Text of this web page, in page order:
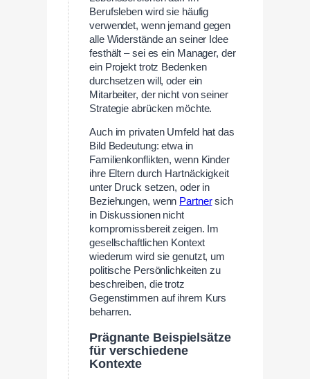
Berufsleben wird sie häufig
verwendet, wenn jemand gegen
alle Widerstände an seiner Idee
festhält – sei es ein Manager, der
ein Projekt trotz Bedenken
durchsetzen will, oder ein
Mitarbeiter, der nicht von seiner
Strategie abrücken möchte.
Auch im privaten Umfeld hat das
Bild Bedeutung: etwa in
Familienkonflikten, wenn Kinder
ihre Eltern durch Hartnäckigkeit
unter Druck setzen, oder in
Beziehungen, wenn Partnersich
in Diskussionen nicht
kompromissbereit zeigen. Im
gesellschaftlichen Kontext
wiederum wird sie genutzt, um
politische Persönlichkeiten zu
beschreiben, die trotz
Gegenstimmen auf ihrem Kurs
beharren.
Prägnante Beispielsätze
für verschiedene
Kontexte